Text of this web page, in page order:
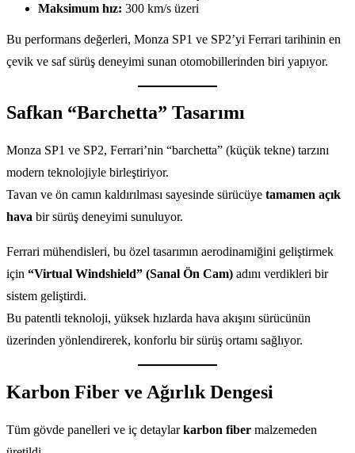
Maksimum hız: 300 km/s üzeri
Bu performans değerleri, Monza SP1 ve SP2’yi Ferrari tarihinin en
çevik ve saf sürüş deneyimi sunan otomobillerinden biri yapıyor.
Safkan “Barchetta” Tasarımı
Monza SP1 ve SP2, Ferrari’nin “barchetta” (küçük tekne) tarzını
modern teknolojiyle birleştiriyor.
Tavan ve ön camın kaldırılması sayesinde sürücüye tamamen açık
hava bir sürüş deneyimi sunuluyor.
Ferrari mühendisleri, bu özel tasarımın aerodinamiğini geliştirmek
için “Virtual Windshield” (Sanal Ön Cam) adını verdikleri bir
sistem geliştirdi.
Bu patentli teknoloji, yüksek hızlarda hava akışını sürücünün
üzerinden yönlendirerek, konforlu bir sürüş ortamı sağlıyor.
Karbon Fiber ve Ağırlık Dengesi
Tüm gövde panelleri ve iç detaylarkarbon fiber malzemeden